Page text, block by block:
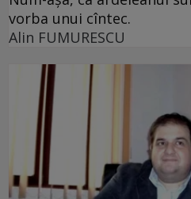
vorba unui cîntec.
Alin FUMURESCU